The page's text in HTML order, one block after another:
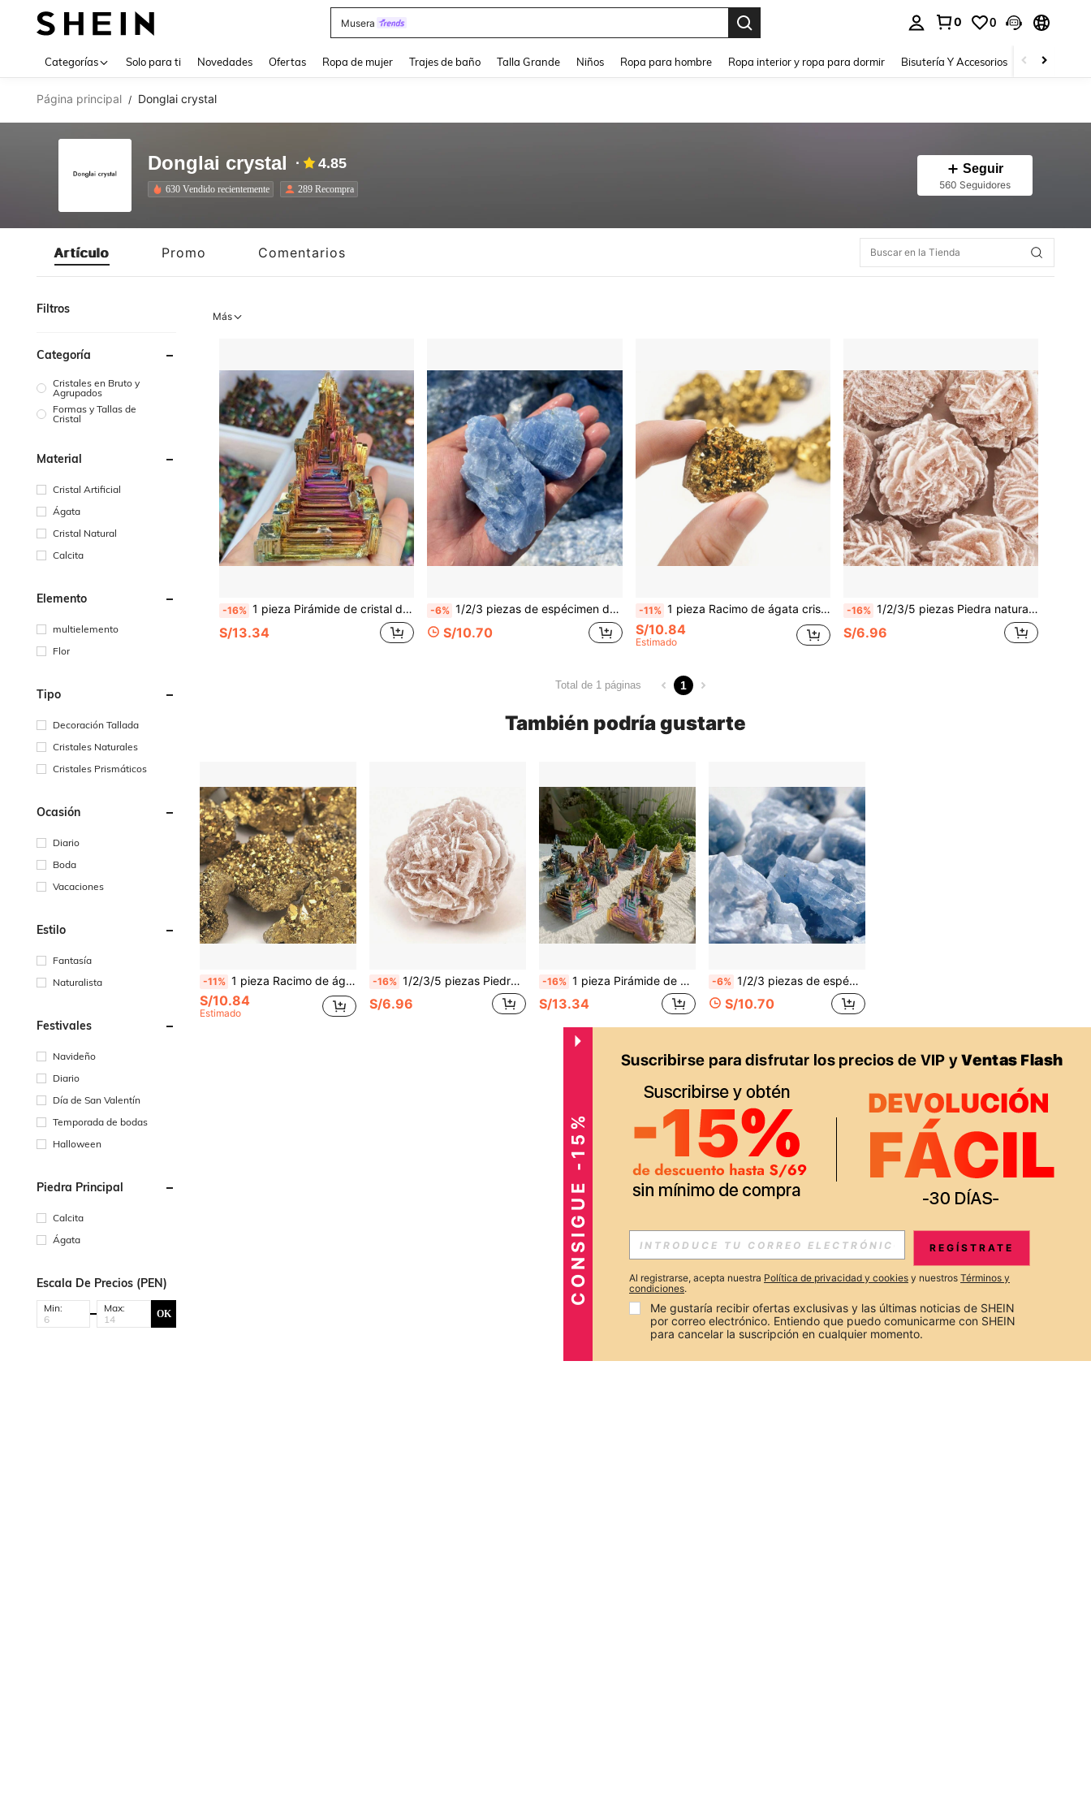
Musera
0 0
Categorías Solo para ti Novedades Ofertas Ropa de mujer Trajes de baño Talla Grande Niños Ropa para hombre Ropa interior y ropa para dormir Bisutería Y Accesorios Zapatos
Página principal / Donglai crystal
Donglai crystal 4.85
630 Vendido recientemente 289 Recompra
Seguir
560 Seguidores
Artículo Promo Comentarios
Filtros
Categoría
Cristales en Bruto y
Agrupados
Formas y Tallas de
Cristal
Material
Cristal Artificial
Ágata
Cristal Natural
Calcita
Elemento
multielemento
Flor
Tipo
Decoración Tallada
Cristales Naturales
Cristales Prismáticos
Ocasión
Diario
Boda
Vacaciones
Estilo
Fantasía
Naturalista
Festivales
Navideño
Diario
Día de San Valentín
Temporada de bodas
Halloween
Piedra Principal
Calcita
Ágata
Escala De Precios (PEN)
Min: Max: OK
Más
-16% 1 pieza Pirámide de cristal de bismuto asimétrica, forma de arcoíris colorido, artesanía de cristal artificial rara, decoración interior/exterior, estatua, meditación, colgante de joyería DIY, suministros para hacer joyas y cuentas, gran regalo para Navidad, Halloween, Día de la Independencia
S/13.34
-6% 1/2/3 piezas de espécimen de cristal de kyanita azul natural, decoración de fiesta, colección de mineralogía, cristal curativo, decoración de joyas de alta gama para DIY, conglomerado de cuarzo de alta energía, piedra energética cruda, yoga, meditación, decoración espiritual de piedras preciosas, mejor regalo de vacaciones
S/10.70
-11% 1 pieza Racimo de ágata cristalina chapada en oro - Artesanía electrolítica, decoración de cristal para interiores, colección de especímenes de cristal, decoración de joyería de alta gama DIY, fiesta de vacaciones, mejor regalo de vacaciones
S/10.84
Estimado
-16% 1/2/3/5 piezas Piedra natural de rosa blanca del desierto en bruto, piedra natural de tipo yeso, joyería DIY, piedra decorativa de interior, piedra difusora de aromaterapia, muestra de decoración de joyería premium, trae buena suerte, cristal de meditación chakra yoga, mejor regalo para vacaciones
S/6.96
Total de 1 páginas 1
También podría gustarte
-11% 1 pieza Racimo de ágata cristalina chapada en oro - Artesanía electrolítica, decoración de cristal para interiores, colección de especímenes de cristal, decoración de joyería de alta gama DIY, fiesta de vacaciones, mejor regalo de vacaciones
S/10.84
Estimado
-16% 1/2/3/5 piezas Piedra natural de rosa blanca del desierto en bruto, piedra natural de tipo yeso, joyería DIY, piedra decorativa de interior, piedra difusora de aromaterapia, muestra de decoración de joyería premium, trae buena suerte, cristal de meditación chakra yoga, mejor regalo para vacaciones
S/6.96
-16% 1 pieza Pirámide de cristal de bismuto asimétrica, forma de arcoíris colorido, artesanía de cristal artificial rara, decoración interior/exterior, estatua, meditación, colgante de joyería DIY, suministros para hacer joyas y cuentas, gran regalo para Navidad, Halloween, Día de la Independencia
S/13.34
-6% 1/2/3 piezas de espécimen de cristal de kyanita azul natural, decoración de fiesta, colección de mineralogía, cristal curativo, decoración de joyas de alta gama para DIY, conglomerado de cuarzo de alta energía, piedra energética cruda, yoga, meditación, decoración espiritual de piedras preciosas, mejor regalo de vacaciones
S/10.70
CONSIGUE -15% REGÍSTRATE
Al registrarse, acepta nuestra Política de privacidad y cookies y nuestros Términos y
condiciones.
Me gustaría recibir ofertas exclusivas y las últimas noticias de SHEIN
por correo electrónico. Entiendo que puedo comunicarme con SHEIN
para cancelar la suscripción en cualquier momento.